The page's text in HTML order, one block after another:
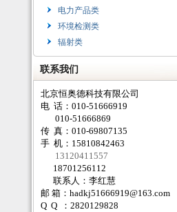
电力产品类
环境检测类
辐射类
联系我们
北京恒奥德科技有限公司
电 话：010-51666919
010-51666869
传 真：010-69807135
手 机：15810842463
13120411557
18701256112
联系人：李红慧
邮 箱： hadkj51666919@163.com
Q Q ：2820129828